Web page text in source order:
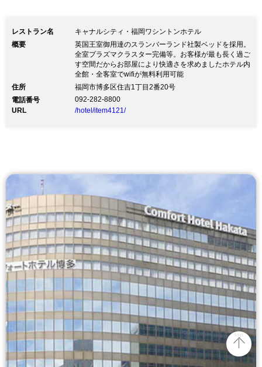
レストラン名
キャナルシティ・福岡ワシントンホテル
概要
英国王室御用達のスランバーランド社製ベッドを採用。
全室プラズマクラスター完備等。お客様が最も長く過ご
す空間だからお部屋により快適さを求めましたホテル内
全館・全客室でwifiが無料利用可能
住所
福岡市博多区住吉1丁目2番20号
電話番号
092-282-8800
URL
/hotel/item4121/
top